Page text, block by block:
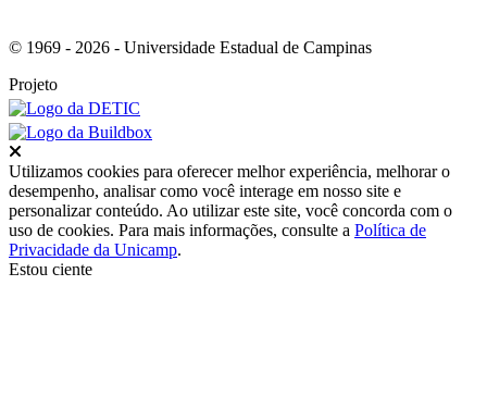
© 1969 - 2026 - Universidade Estadual de Campinas
Projeto
Utilizamos cookies para oferecer melhor experiência, melhorar o
desempenho, analisar como você interage em nosso site e
personalizar conteúdo. Ao utilizar este site, você concorda com o
uso de cookies. Para mais informações, consulte a Política de
Privacidade da Unicamp.
Estou ciente